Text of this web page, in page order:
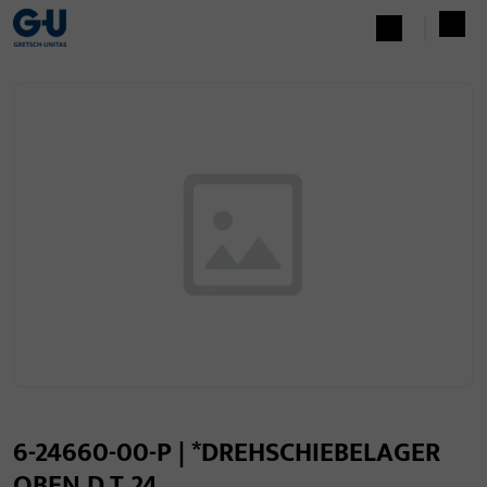
6-24660-00-P | *DREHSCHIEBELAGER